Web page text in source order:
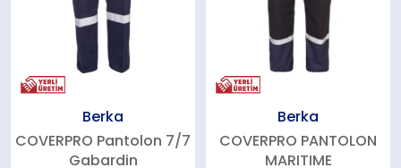
Berka
COVERPRO Pantolon 7/7
Gabardin
Berka
COVERPRO PANTOLON
MARITIME